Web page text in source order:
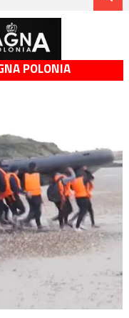
POLONIA